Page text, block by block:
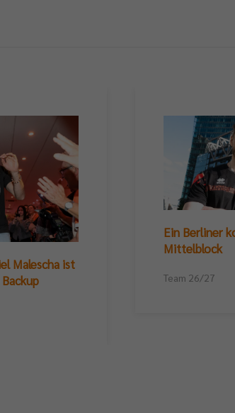
Malescha ist
Ein Berliner
Mittelblock
Team 26/27